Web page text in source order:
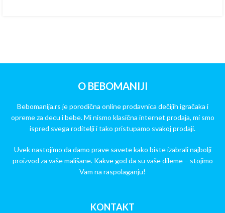
O BEBOMANIJI
Bebomanija.rs je porodična online prodavnica dečijih igračaka i
opreme za decu i bebe. Mi nismo klasična internet prodaja, mi smo
ispred svega roditelji i tako pristupamo svakoj prodaji.
Uvek nastojimo da damo prave savete kako biste izabrali najbolji
proizvod za vaše mališane. Kakve god da su vaše dileme – stojimo
Vam na raspolaganju!
KONTAKT